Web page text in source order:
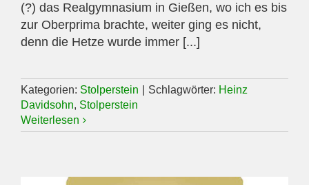
(?) das Realgymnasium in Gießen, wo ich es bis
zur Oberprima brachte, weiter ging es nicht,
denn die Hetze wurde immer [...]
Kategorien: Stolperstein Schlagwörter: Heinz
Davidsohn, Stolperstein
Weiterlesen